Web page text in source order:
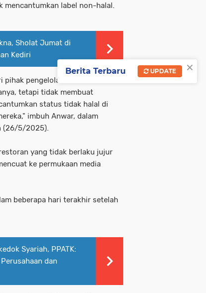
mencantumkan label non-halal.
Sholat Jumat di
Kediri
pengelola restoran karena
tetapi tidak membuat
status tidak halal di
imbuh Anwar, dalam
(26/5/2025).
yang tidak berlaku jujur
ke permukaan media
beberapa hari terakhir setelah
Syariah, PPATK:
dan
×
Berita Terbaru UPDATE